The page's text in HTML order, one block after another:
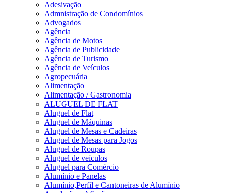
Adesivação
Admnistração de Condomínios
Advogados
Agência
Agência de Motos
Agência de Publicidade
Agência de Turismo
Agência de Veículos
Agropecuária
Alimentação
Alimentação / Gastronomia
ALUGUEL DE FLAT
Aluguel de Flat
Aluguel de Máquinas
Aluguel de Mesas e Cadeiras
Aluguel de Mesas para Jogos
Aluguel de Roupas
Aluguel de veículos
Aluguel para Comércio
Alumínio e Panelas
Alumínio,Perfil e Cantoneiras de Alumínio